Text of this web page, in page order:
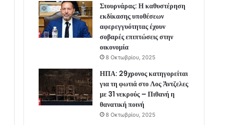
Στουρνάρας: Η καθυστέρηση
εκδίκασης υποθέσεων
αφερεγγυότητας έχουν
σοβαρές επιπτώσεις στην
οικονομία
8 Οκτωβρίου, 2025
ΗΠΑ: 29χρονος κατηγορείται
για τη φωτιά στο Λος Άντζελες
με 31 νεκρούς – Πιθανή η
θανατική ποινή
8 Οκτωβρίου, 2025